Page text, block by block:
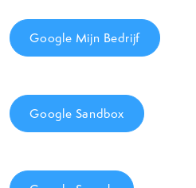
Google Mijn Bedrijf
Google Sandbox